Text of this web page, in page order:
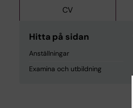
CV
Hitta på sidan
Anställningar
Examina och utbildning